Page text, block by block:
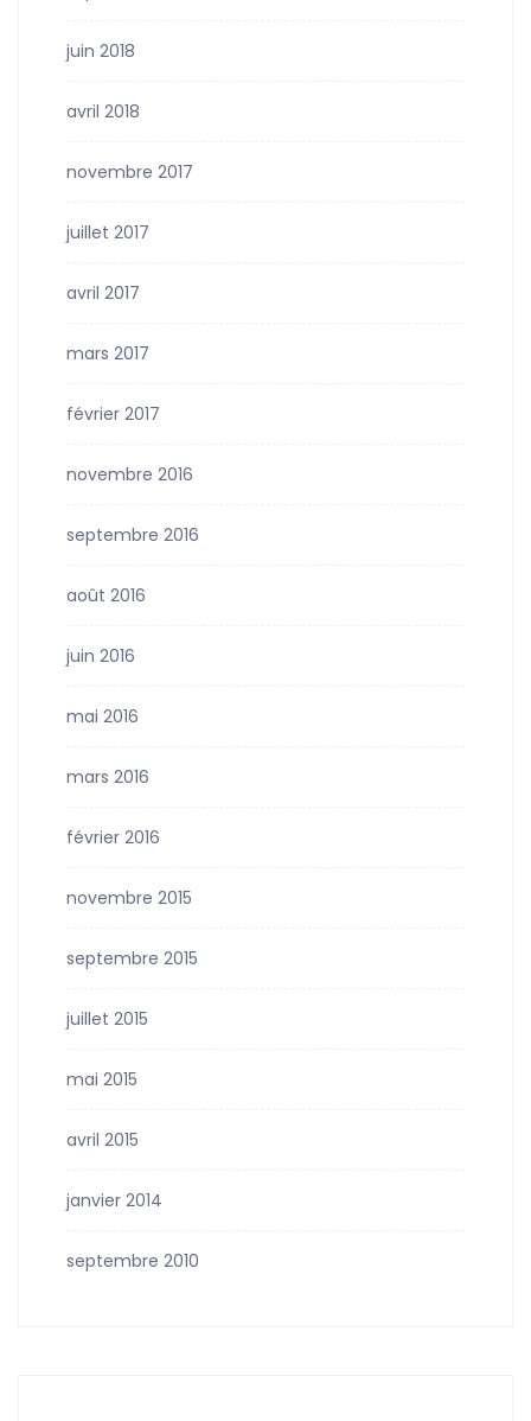
juin 2018
avril 2018
novembre 2017
juillet 2017
avril 2017
mars 2017
février 2017
novembre 2016
septembre 2016
août 2016
juin 2016
mai 2016
mars 2016
février 2016
novembre 2015
septembre 2015
juillet 2015
mai 2015
avril 2015
janvier 2014
septembre 2010